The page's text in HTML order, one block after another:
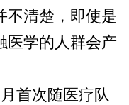
不清楚，即使是
医学的人群会产
首次随医疗队